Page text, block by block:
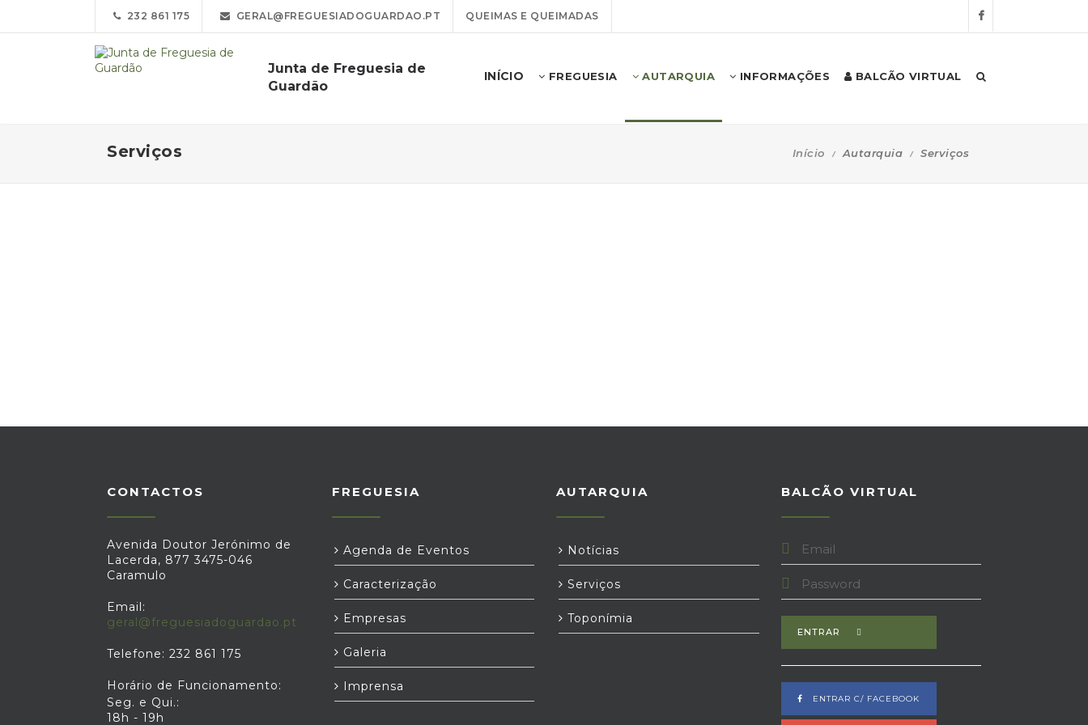
232 861 175 GERAL@FREGUESIADOGUARDAO.PT QUEIMAS E QUEIMADAS
Junta de Freguesia de
Guardão
INÍCIO FREGUESIA AUTARQUIA INFORMAÇÕES BALCÃO VIRTUAL
Serviços Início Autarquia Serviços
CONTACTOS
Avenida Doutor Jerónimo de
Lacerda, 877 3475-046
Caramulo
Email:
geral@freguesiadoguardao.pt
Telefone: 232 861 175
Horário de Funcionamento:
Seg. e Qui.:
18h - 19h
FREGUESIA
Agenda de Eventos
Caracterização
Empresas
Galeria
Imprensa
AUTARQUIA
Notícias
Serviços
Toponímia
BALCÃO VIRTUAL
ENTRAR
ENTRAR C/ FACEBOOK